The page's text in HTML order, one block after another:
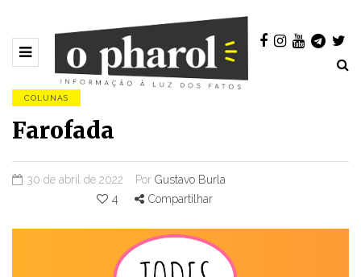
COLUNAS
Farofada
30 de abril de 2022 Por Gustavo Burla
4
Compartilhar